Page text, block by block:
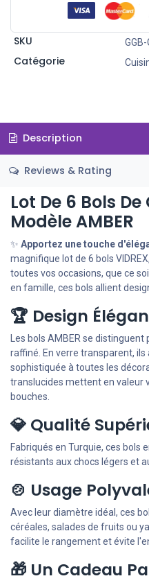
SKU GGB-
Catégorie
Description
Reviews & Rating
Lot De 6 Bols
Modèle AMBER
✨ Apportez une touche
magnifique lot de 6 bols
toutes vos occasions, que ce
en famille, ces bols allient
🏆 Design
Les bols AMBER se
raffiné. En verre transparent,
sophistiquée à toutes les
translucides mettent en valeur
bouches.
💎 Qualité
Fabriqués en Turquie, ces bols
résistants aux chocs légers et
🍲 Usage
Avec leur diamètre idéal, ces
céréales, salades de fruits ou
facilite le rangement et évite
🎁 Un Cadeau